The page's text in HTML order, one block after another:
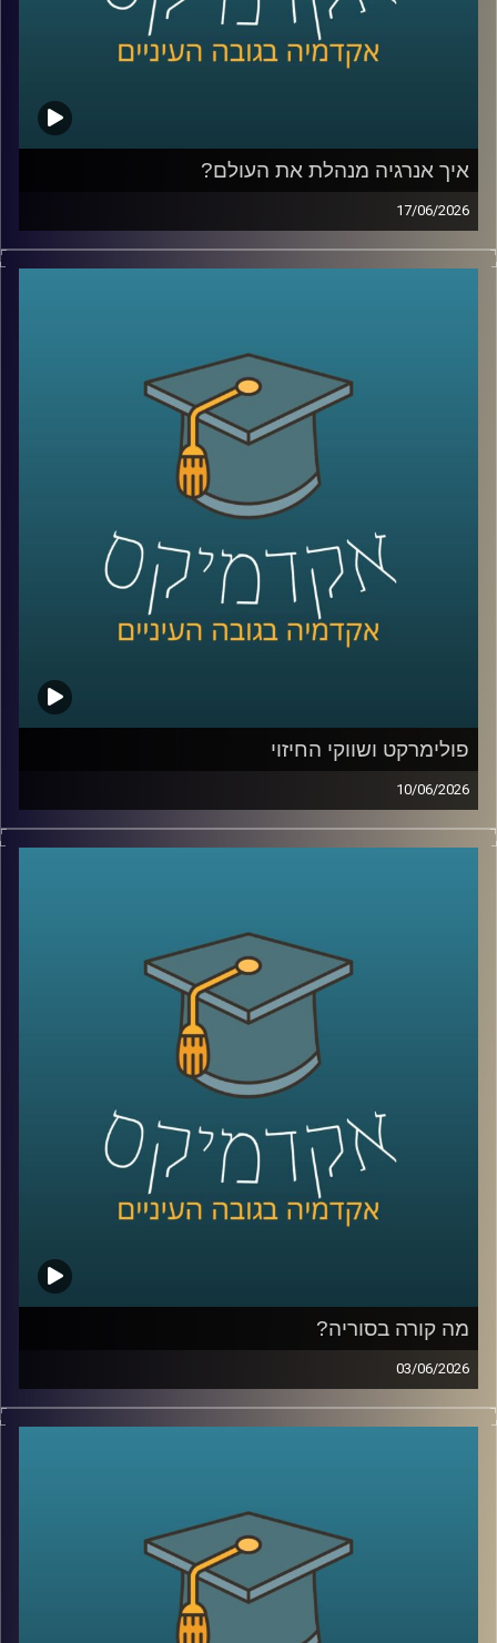
קרדיט תמונות:AudioVersity
איך אנרגיה מנהלת את העולם?
17/06/2026
בשנים האחרונות אנחנו שומעים בלי סוף על משברי אנרגיה,
מחירי נפט, גז טבעי, מצרי הורמוז ומאבקי כוח בין מדינות, אבל
ביטחון לאומי והשפעה עולמית.
בפרק של היום נדבר על איך אנרגיה מעצבת את העולם
שאנחנו חיים בו, איך גילוי הגז שינה את המעמד של ישראל
במזרח התיכון, למה מצרים הפכה לשחקנית מרכזית בתחום,
ואיך שיתופי פעולה אנרגטיים יכולים להשפיע גם על יחסים
איתנו היום ד״ר עמית מור, מנכ"ל משותף באקו-אנרג'י יעוץ
כלכלי אסטרטגי ומרצה באוניברסיטת רייכמן. מומחה בינ"ל
לכלכלת אנרגיה וסביבה, חשמל גז טבעי ונפט, בעל ניסיון עשיר
בייעוץ לממשלות, חברות בינלאומיות ומוסדות פיננסיים, יועץ
לבנק העולמי בפרויקטים גלובליים בתחומי אנרגיה ותשתיות.
פולימרקט ושווקי החיזוי
10/06/2026
האם ישו יחזור בשנת 2026?
האם תהיה תקיפה באיראן לפני סוף החודש?
והאם האנושות תגלה חיים מחוץ לכדור הארץ?
כל אלה היו הימורים אמיתיים בפלטפורמתPolymarket
כן, אנשים ברחבי העולם שמים כסף אמיתי על העתיד. על
מלחמות, פוליטיקה, דת, אסונות ואפילו סוף העולם.
ובזמן שרובנו צורכים חדשות כדי להבין מה קורה, יש אנשים
שפשוט נכנסים לפולימרקט כדי לראות “מה הסיכויים” ועל
הדרך גם מרוויחים כסף.
אז מה זה בכלל שוק חיזוי?
למה אנשים התחילו להאמין לפלטפורמות האלה יותר מלסקרים
אירועים עולמיים? והאם יכול להיות שפלטפורמות כאלה כבר
לא רק מנבאות את המציאות, אלא גם מתחילות לעצב אותה?
כדי להבין את העולם הזה, נמצא איתנו היום פרופ’ צחי חייט
מאוניברסיטת רייכמן, שחוקר חוכמת המונים, רשתות חברתיות
ואמינות מידע, ואחד החוקרים הבולטים בישראל בתחום שווקי
החיזוי
מה קורה בסוריה?
03/06/2026
מה בעצם קורה היום בסוריה?
מי שולט שם? מי נלחם במי? איך טורקיה הפכה לשחקן כל כך
נדמה שאחרי יותר מעשור של מלחמה, רוב הישראלים כבר
איבדו את היכולת להבין את התמונה.
אז היום ננסה לעשות סדר ולהבין איך נראה המזרח התיכון
החדש שנבנה ממש מעבר לגבול שלנו.